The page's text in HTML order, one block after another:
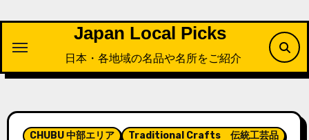
プ
Japan Local Picks
日本・各地域の名品や名所をご紹介
CHUBU 中部エリア Traditional Crafts 伝統工芸品